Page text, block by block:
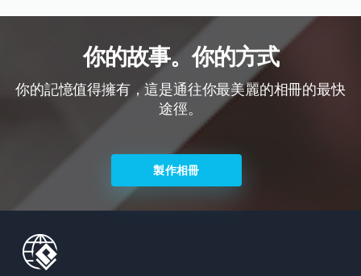
你的故事。你的方式
你的記憶值得擁有，這是通往你最美麗的相冊的最快
途徑。
製作相冊